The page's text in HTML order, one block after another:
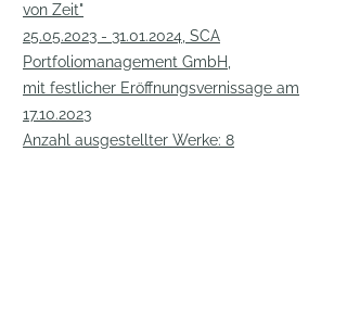
von Zeit"
25.05.2023 - 31.01.2024, SCA
Portfoliomanagement GmbH,
mit festlicher Eröffnungsvernissage am
17.10.2023
Anzahl ausgestellter Werke: 8